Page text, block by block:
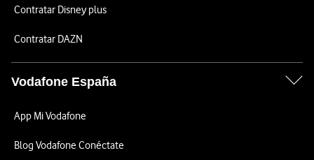
Contratar Disney plus
Contratar DAZN
Vodafone España
App Mi Vodafone
Blog Vodafone Conéctate